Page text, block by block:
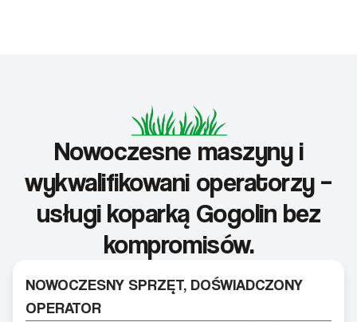
Nowoczesne maszyny i
wykwalifikowani operatorzy –
usługi koparką Gogolin bez
kompromisów.
NOWOCZESNY SPRZĘT, DOŚWIADCZONY
OPERATOR